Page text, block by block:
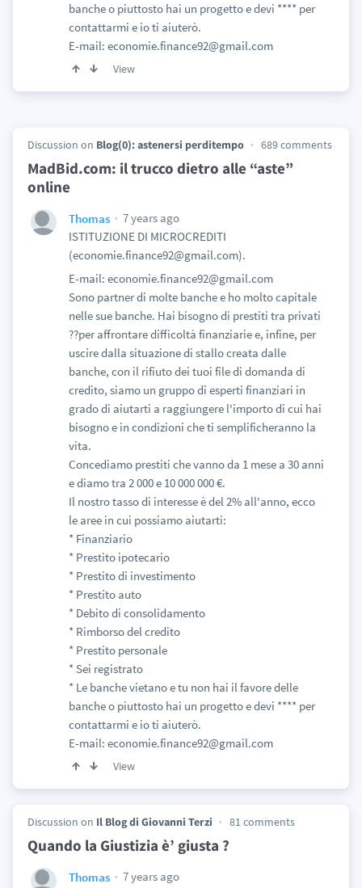
banche o piuttosto hai un progetto e devi **** per
contattarmi e io ti aiuterò.
E-mail: economie.finance92@gmail.com
View
Discussion on Blog(0): astenersi perditempo 689 comments
MadBid.com: il trucco dietro alle “aste”
online
Thomas
7 years ago
ISTITUZIONE DI MICROCREDITI
(economie.finance92@gmail.com).
E-mail: economie.finance92@gmail.com
Sono partner di molte banche e ho molto capitale
nelle sue banche. Hai bisogno di prestiti tra privati
??per affrontare difficoltà finanziarie e, infine, per
uscire dalla situazione di stallo creata dalle
banche, con il rifiuto dei tuoi file di domanda di
credito, siamo un gruppo di esperti finanziari in
grado di aiutarti a raggiungere l'importo di cui hai
bisogno e in condizioni che ti semplificheranno la
vita.
Concediamo prestiti che vanno da 1 mese a 30 anni
e diamo tra 2 000 e 10 000 000 €.
Il nostro tasso di interesse è del 2% all'anno, ecco
le aree in cui possiamo aiutarti:
* Finanziario
* Prestito ipotecario
* Prestito di investimento
* Prestito auto
* Debito di consolidamento
* Rimborso del credito
* Prestito personale
* Sei registrato
* Le banche vietano e tu non hai il favore delle
banche o piuttosto hai un progetto e devi **** per
contattarmi e io ti aiuterò.
E-mail: economie.finance92@gmail.com
View
Discussion on Il Blog di Giovanni Terzi 81 comments
Quando la Giustizia è’ giusta ?
Thomas
7 years ago